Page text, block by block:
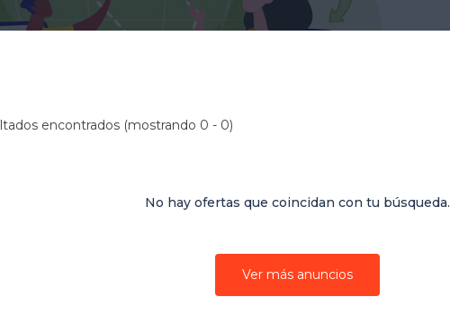
encontrados (mostrando 0 - 0)
No hay ofertas que coincidan con tu búsqueda.
Ver más anuncios